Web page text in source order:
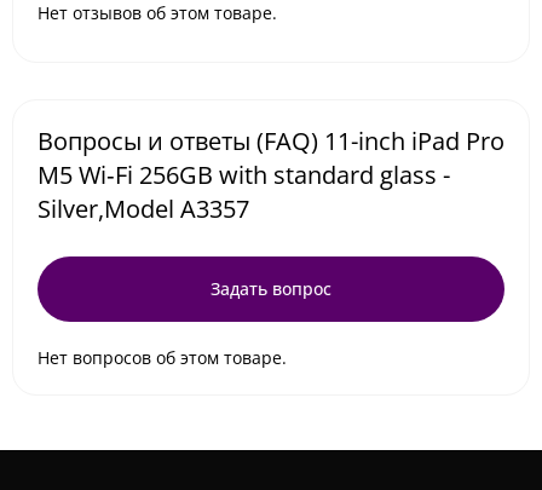
Нет отзывов об этом товаре.
Вопросы и ответы (FAQ) 11-inch iPad Pro
M5 Wi‑Fi 256GB with standard glass -
Silver,Model A3357
Задать вопрос
Нет вопросов об этом товаре.